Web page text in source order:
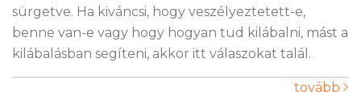
sürgetve. Ha kiváncsi, hogy veszélyeztetett-e,
benne van-e vagy hogy hogyan tud kilábalni, mást a
kilábalásban segíteni, akkor itt válaszokat talál.
tovább